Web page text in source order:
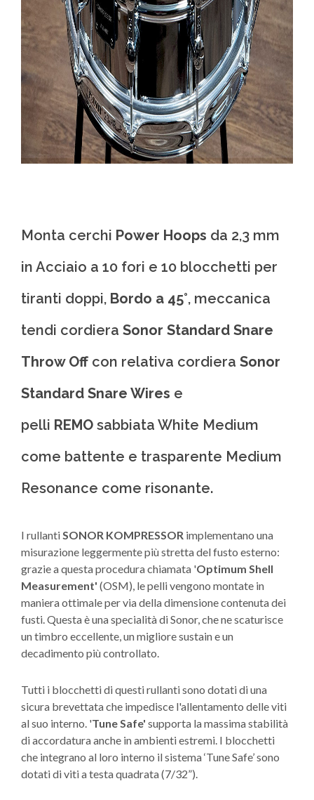
Monta cerchi Power Hoops da 2,3 mm
in Acciaio a 10 fori e 10 blocchetti per
tiranti doppi, Bordo a 45°, meccanica
tendi cordiera Sonor Standard Snare
Throw Off con relativa cordiera Sonor
Standard Snare Wires e
pelli REMO sabbiata White Medium
come battente e trasparente Medium
Resonance come risonante.
I rullantiSONOR KOMPRESSOR implementano una
misurazione leggermente più stretta del fusto esterno:
grazie a questa procedura chiamata 'Optimum Shell
Measurement' (OSM), le pelli vengono montate in
maniera ottimale per via della dimensione contenuta dei
fusti. Questa è una specialità di Sonor, che ne scaturisce
un timbro eccellente, un migliore sustain e un
decadimento più controllato.
Tutti i blocchetti di questi rullanti sono dotati di una
sicura brevettata che impedisce l'allentamento delle viti
al suo interno. 'Tune Safe' supporta la massima stabilità
di accordatura anche in ambienti estremi. I blocchetti
che integrano al loro interno il sistema ‘Tune Safe’ sono
dotati di viti a testa quadrata (7/32”).